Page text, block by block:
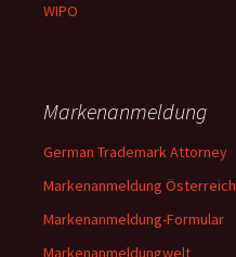
WIPO
Markenanmeldung
German Trademark Attorney
Markenanmeldung Österreich
Markenanmeldung-Formular
Markenanmeldungwelt